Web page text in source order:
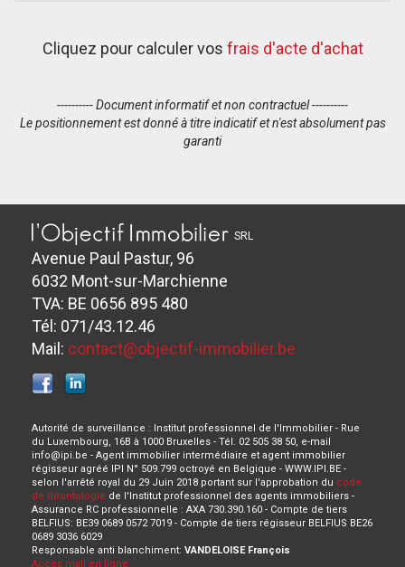
Cliquez pour calculer vos frais d'acte d'achat
---------- Document informatif et non contractuel ----------
Le positionnement est donné à titre indicatif et n'est absolument pas
garanti
SRL
Avenue Paul Pastur, 96
6032 Mont-sur-Marchienne
TVA: BE 0656 895 480
Tél: 071/43.12.46
Mail: contact@objectif-immobilier.be
Autorité de surveillance : Institut professionnel de l'Immobilier - Rue
du Luxembourg, 16B à 1000 Bruxelles - Tél. 02 505 38 50, e-mail
info@ipi.be - Agent immobilier intermédiaire et agent immobilier
régisseur agréé IPI N° 509.799 octroyé en Belgique - WWW.IPI.BE -
selon l'arrêté royal du 29 Juin 2018 portant sur l'approbation du code
de déontologie de l'Institut professionnel des agents immobiliers -
Assurance RC professionnelle : AXA 730.390.160 - Compte de tiers
BELFIUS: BE39 0689 0572 7019 - Compte de tiers régisseur BELFIUS BE26
0689 3036 6029
Responsable anti blanchiment: VANDELOISE François
Acces mail en ligne